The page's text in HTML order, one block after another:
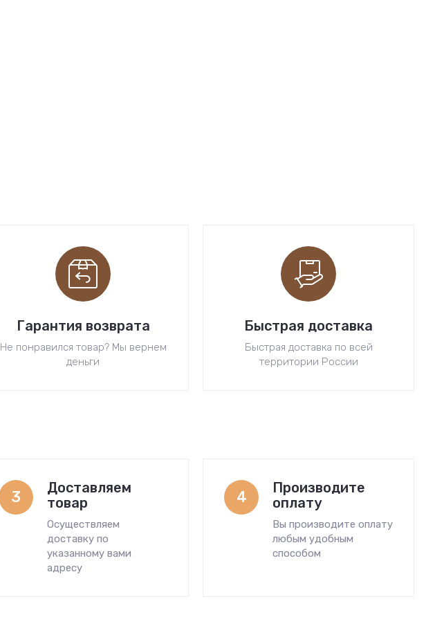
Гарантия возврата
Не понравился товар? Мы вернем
деньги
Быстрая доставка
Быстрая доставка по всей
территории России
3
Доставляем
товар
Осуществляем
доставку по
указанному вами
адресу
4
Производите
оплату
Вы производите оплату
любым удобным
способом